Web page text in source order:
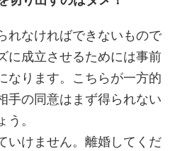
れなければできないもので
に成立させるためには事前
なります。こちらが一方的
手の同意はまず得られない
。
いけません。離婚してくだ